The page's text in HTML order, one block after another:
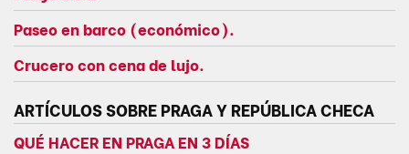
Paseo en barco (económico).
Crucero con cena de lujo.
ARTÍCULOS SOBRE PRAGA Y REPÚBLICA CHECA
QUÉ HACER EN PRAGA EN 3 DÍAS